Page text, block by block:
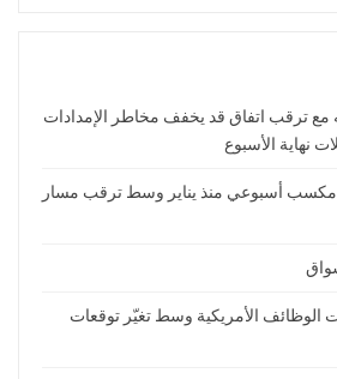
إلى تعزيز المعنويات بشأن
على الرغم من التوقعات
مكاسب أسعار النفط تأثرت
إنتاج النفط في مايو
قرار رفع الإنتاج في وقت
صريحًا بشأن تفضيله
وتأمل المملكة العربية
تعاون عسكري ودفاعي
ترقب اتفاق قد يخفف مخاطر الإمدادات
نهاية الأسبوع
مكسب أسبوعي منذ يناير وسط ترقب مسار
الوظائف الأمريكية وسط تغيّر توقعات